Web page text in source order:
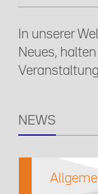
In unserer
Neues,
NEWS